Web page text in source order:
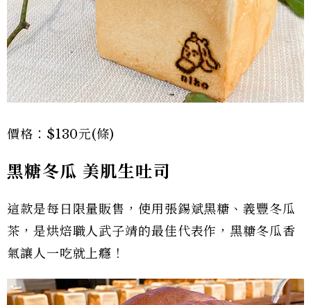
價格：$130元(條)
黑糖冬瓜 美肌生吐司
這款是每日限量販售，使用張錫斌黑糖、義豐冬瓜
茶，是烘焙職人武子靖的最佳代表作，黑糖冬瓜香
氣讓人一吃就上癮！